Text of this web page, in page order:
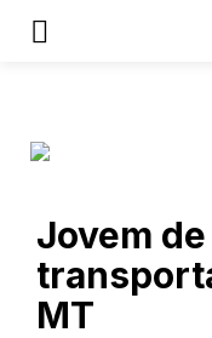
Jovem
MT